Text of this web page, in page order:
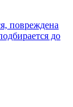
повреждена
до